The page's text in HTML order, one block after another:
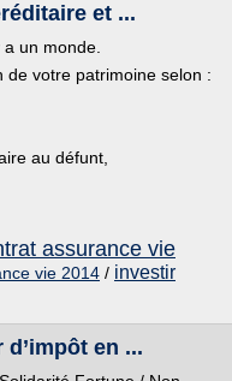
et ...
un monde.
de votre patrimoine selon :
au défunt,
assurance vie
vie 2014 / investir
en ...